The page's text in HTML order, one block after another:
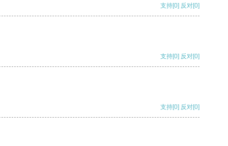
支持[0] 反对[0]
支持[0] 反对[0]
支持[0] 反对[0]